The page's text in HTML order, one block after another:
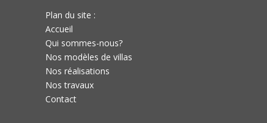
Plan du site :
Accueil
Qui sommes-nous?
Nos modèles de villas
Nos réalisations
Nos travaux
Contact